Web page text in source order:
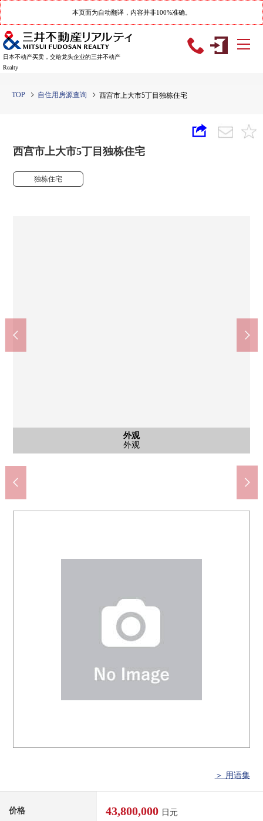
本页面为自动翻译，内容并非100%准确。
日本不动产买卖，交给龙头企业的三井不动产
Realty
TOP 自住用房源查询 西宫市上大市5丁目独栋住宅
西宫市上大市5丁目独栋住宅
独栋住宅
外观
外观
客厅
客厅
厨房
厨房
厨房
厨房
厨房
厨房
外观
外观
停车场
停车场
外观
外观
含有前面道路的外观
含有前面道路的外观
外观
院子
外观
外观
停车场
停车场
门口
门口
其他
前面道路
含有前面道路的外观
停车场
其他
前面道路
外观
外观
7-Eleven(约300m)
7-Eleven
上大市公园(约120m)
上大市公园
上大市公园(约120m)
上大市公园
＞ 用语集
价格 43,800,000 日元